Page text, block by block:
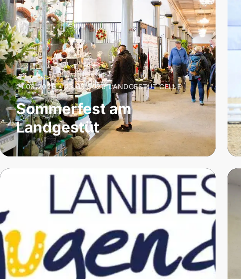
21.08.2026 – 23.08.2026|LANDGESTÜT CELLE
Sommerfest am
Landgestüt